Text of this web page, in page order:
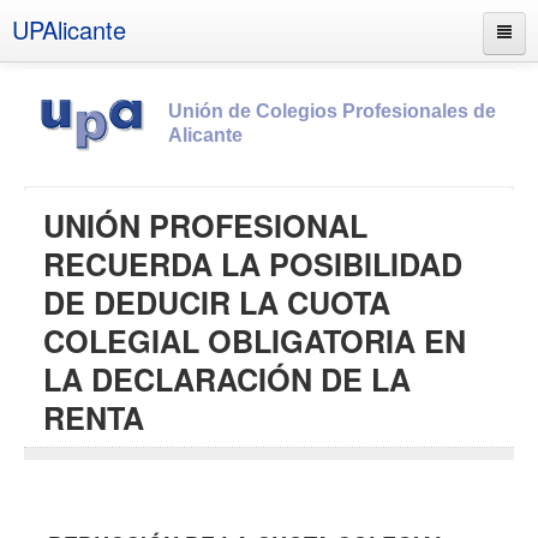
UPAlicante
Unión de Colegios Profesionales de
Alicante
Socios
Estatutos
Documentos
Boletines
UPSANA
UNIÓN PROFESIONAL
RECUERDA LA POSIBILIDAD
DE DEDUCIR LA CUOTA
COLEGIAL OBLIGATORIA EN
LA DECLARACIÓN DE LA
RENTA